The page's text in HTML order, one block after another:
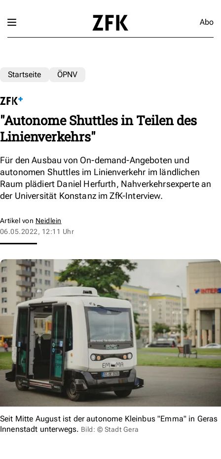
Abo
Startseite ÖPNV
"Autonome Shuttles in Teilen des
Linienverkehrs"
Für den Ausbau von On-demand-Angeboten und
autonomen Shuttles im Linienverkehr im ländlichen
Raum plädiert Daniel Herfurth, Nahverkehrsexperte an
der Universität Konstanz im ZfK-Interview.
Artikel von Neidlein
06.05.2022, 12:11 Uhr
Seit Mitte August ist der autonome Kleinbus "Emma" in Geras
Innenstadt unterwegs. Bild: © Stadt Gera